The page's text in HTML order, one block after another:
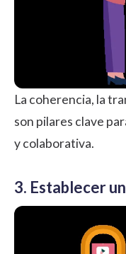
La coherencia, la
son pilares clave
y colaborativa.
3. Establecer